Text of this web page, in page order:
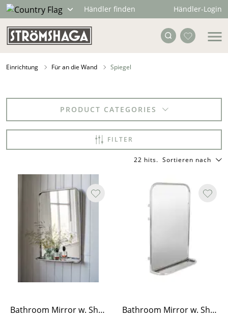
Händler finden Händler-Login
Einrichtung Für an die Wand Spiegel
PRODUCT CATEGORIES
FILTER
22 hits. Sortieren nach
Bathroom Mirror w. Shelf Stainless Steel Large Bathroom Mirror w. Shelf Stainless Steel Small